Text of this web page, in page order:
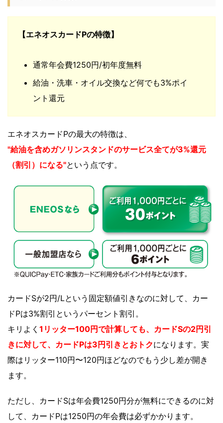
【エネオスカードPの特徴】
通常年会費1250円/初年度無料
給油・洗車・オイル交換など何でも3%ポイ
ント還元
エネオスカードPの最大の特徴は、
"給油を含めガソリンスタンドのサービス全てが3%還元
（割引）になる"という点です。
カードSが2円/Lという固定額値引きなのに対して、カー
ドPは3%割引というパーセント割引。
キリよく 1リッター100円で計算しても、カードSの2円引
きに対して、カードPは3円引きとおトクになります。実
際はリッター110円〜120円ほどなのでもう少し差が開き
ます。
ただし、カードSは年会費1250円分が無料にできるのに対
して、カードPは1250円の年会費は必ずかかります。